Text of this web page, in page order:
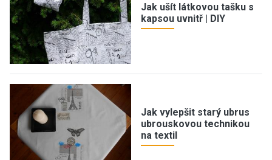
Jak ušít látkovou tašku s
kapsou uvnitř | DIY
Jak vylepšit starý ubrus
ubrouskovou technikou
na textil